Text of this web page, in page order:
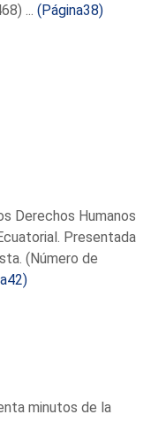
...(Página38)
Derechos Humanos
Presentada
(Número de
minutos de la